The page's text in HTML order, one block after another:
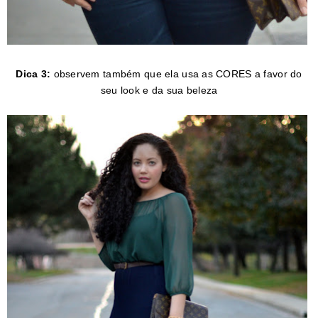
Dica 3: observem também que ela usa as CORES a favor do
seu look e da sua beleza